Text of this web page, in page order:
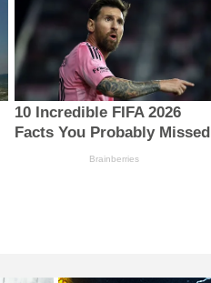
10 Incredible FIFA 2026
Facts You Probably Missed
Brainberries